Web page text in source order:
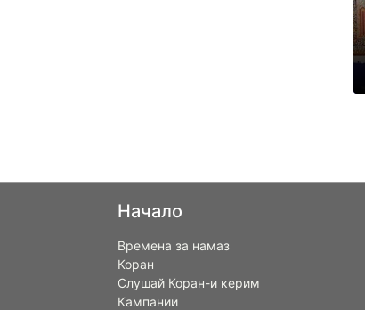
Начало
Времена за намаз
Коран
Слушай Коран-и керим
Кампании